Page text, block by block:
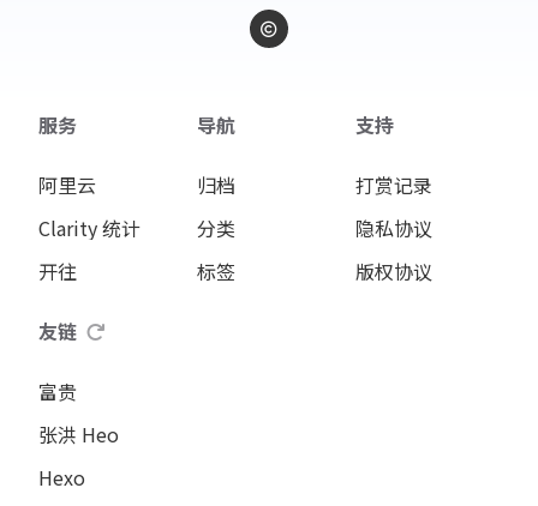
服务
阿里云
Clarity 统计
开往
导航
归档
分类
标签
支持
打赏记录
隐私协议
版权协议
友链
富贵
张洪 Heo
Hexo